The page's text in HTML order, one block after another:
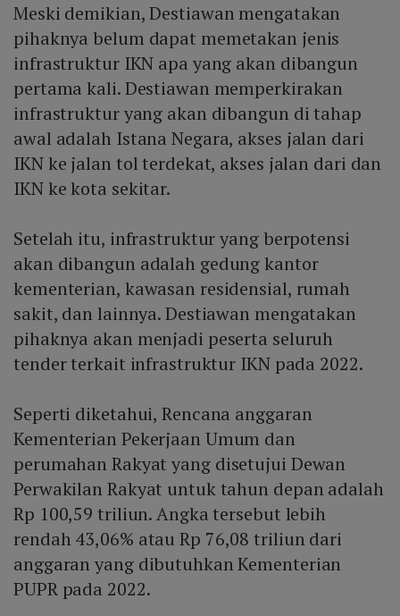
Meski demikian, Destiawan mengatakan
pihaknya belum dapat memetakan jenis
infrastruktur IKN apa yang akan dibangun
pertama kali. Destiawan memperkirakan
infrastruktur yang akan dibangun di tahap
awal adalah Istana Negara, akses jalan dari
IKN ke jalan tol terdekat, akses jalan dari dan
IKN ke kota sekitar.
Setelah itu, infrastruktur yang berpotensi
akan dibangun adalah gedung kantor
kementerian, kawasan residensial, rumah
sakit, dan lainnya. Destiawan mengatakan
pihaknya akan menjadi peserta seluruh
tender terkait infrastruktur IKN pada 2022.
Seperti diketahui, Rencana anggaran
Kementerian Pekerjaan Umum dan
perumahan Rakyat yang disetujui Dewan
Perwakilan Rakyat untuk tahun depan adalah
Rp 100,59 triliun. Angka tersebut lebih
rendah 43,06% atau Rp 76,08 triliun dari
anggaran yang dibutuhkan Kementerian
PUPR pada 2022.